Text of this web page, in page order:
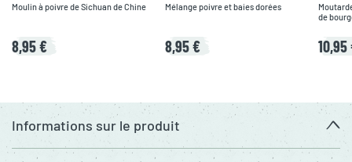
Moulin à poivre de Sichuan de Chine
8,95 €
Mélange poivre et baies dorées
8,95 €
de
10,95
Informations sur le produit